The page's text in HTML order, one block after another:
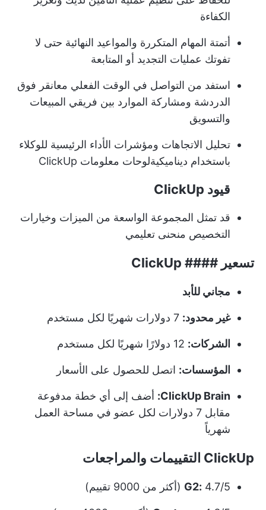
الكفاءة
أتمتة المهام المتكررة والمواعيد النهائية حتى لا
تفوتك عمليات التجديد أو المتابعة
استفد من التواصل في الوقت الفعلي معانقر فوق
الدردشة ومشاركة الموارد بين فريقي المبيعات
والتسويق
تحليل الاتجاهات ومؤشرات الأداء الرئيسية للوكلاء
باستخدام ديناميكيةلوحات معلومات ClickUp
قيود ClickUp
قد تمثل المجموعة الواسعة من الميزات وخيارات
التخصيص منحنى تعليمي
تسعير #### ClickUp
مجاني للأبد
غير محدود:
الشركات:
المؤسسات: اتصل للحصول على الأسعار
ClickUp Brain:
أضف إلى أي خطة مدفوعة
مقابل 7 دولارات لكل عضو في مساحة العمل
شهرياً
ClickUp التقييمات والمراجعات
G2: 4.7/5 (أكثر من 9000 تقييم)